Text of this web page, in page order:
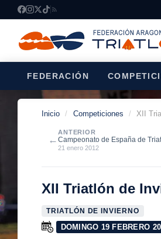
FEDERACIÓN
Inicio / Competiciones / XII
←
ANTERIOR
Campeonato de España de
21 enero 2012
XII Triatlón de
TRIATLÓN DE INVIERNO
DOMINGO 19 FEBRERO